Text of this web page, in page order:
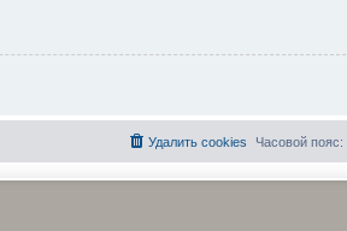
Часовой пояс:
Удалить cookies